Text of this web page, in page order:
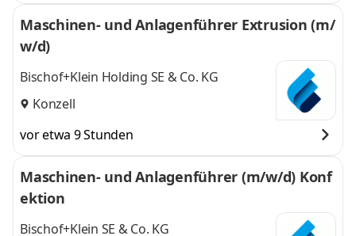
Maschinen- und Anlagenführer Extrusion (m/
w/d)
Bischof+Klein Holding SE & Co. KG
Konzell
vor etwa 9 Stunden
Maschinen- und Anlagenführer (m/w/d) Konf
ektion
Bischof+Klein SE & Co. KG